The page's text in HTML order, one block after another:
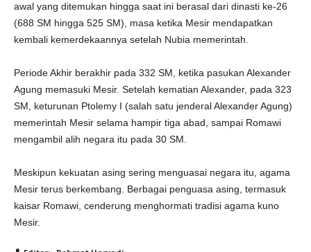
awal yang ditemukan hingga saat ini berasal dari dinasti ke-26
(688 SM hingga 525 SM), masa ketika Mesir mendapatkan
kembali kemerdekaannya setelah Nubia memerintah.
Periode Akhir berakhir pada 332 SM, ketika pasukan Alexander
Agung memasuki Mesir. Setelah kematian Alexander, pada 323
SM, keturunan Ptolemy I (salah satu jenderal Alexander Agung)
memerintah Mesir selama hampir tiga abad, sampai Romawi
mengambil alih negara itu pada 30 SM.
Meskipun kekuatan asing sering menguasai negara itu, agama
Mesir terus berkembang. Berbagai penguasa asing, termasuk
kaisar Romawi, cenderung menghormati tradisi agama kuno
Mesir.